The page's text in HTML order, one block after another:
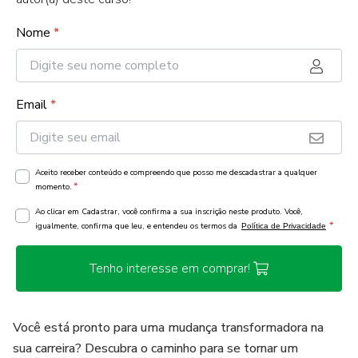
Nome *
Email*
Aceito receber conteúdo e compreendo que posso me descadastrar a qualquer
momento. *
Ao clicar em Cadastrar, você confirma a sua inscrição neste produto. Você,
igualmente, confirma que leu, e entendeu os termos da Política de Privacidade *
Tenho interesse em comprar!
Você está pronto para uma mudança transformadora na
sua carreira? Descubra o caminho para se tornar um